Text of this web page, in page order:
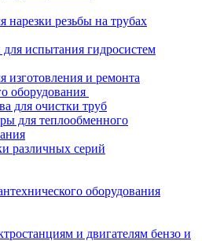
нарезки резьбы на трубах
испытания гидросистем
изготовления и ремонта
оборудования
для очистки труб
для теплообменного
различных серий
оборудования
и двигателям бензо и